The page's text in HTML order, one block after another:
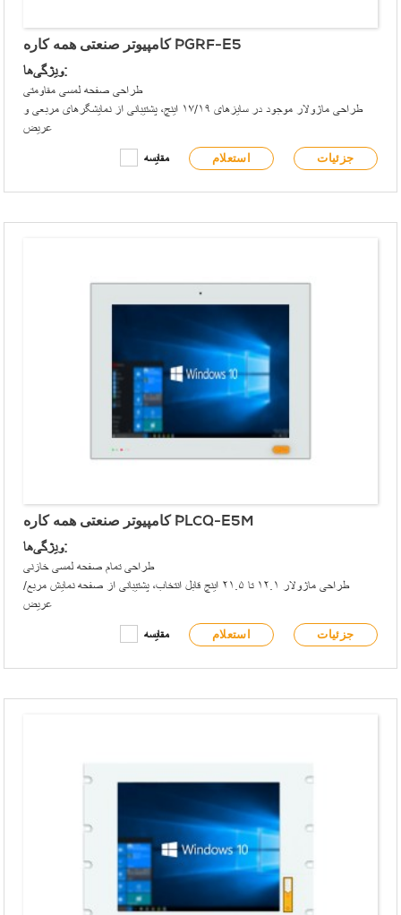
کامپیوتر صنعتی همه کاره PGRF-E5
ویژگی‌ها:
طراحی صفحه لمسی مقاومتی
طراحی ماژولار موجود در سایزهای ۱۷/۱۹ اینچ، پشتیبانی از نمایشگرهای مربعی و
عریض
پنل جلویی دارای USB نوع A و چراغ‌های نشانگر سیگنال است
پشتیبانی از دو هارد دیسک برای ذخیره سازی
مقایسه استعلام جزئیات
کامپیوتر صنعتی همه کاره PLCQ-E5M
ویژگی‌ها:
طراحی تمام صفحه لمسی خازنی
طراحی ماژولار ۱۲.۱ تا ۲۱.۵ اینچ قابل انتخاب، پشتیبانی از صفحه نمایش مربع/
عریض
پنل جلویی دارای USB نوع A و چراغ‌های نشانگر سیگنال است
دو کارت شبکه Intel® Gigabit را ادغام می‌کند
مقایسه استعلام جزئیات